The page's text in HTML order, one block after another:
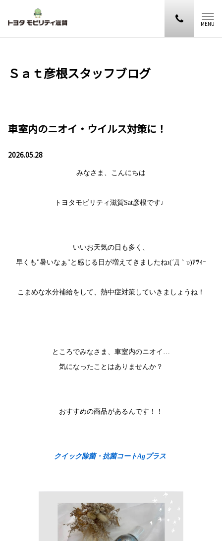
MENU
Ｓａｔ彦根スタッフブログ
車室内のニオイ・ウイルス対策に！
2026.05.28
みなさま、こんにちは
トヨタモビリティ滋賀Sat彦根です♩
いいお天気の日も多く、
早くも"暑いなぁ"と感じる日が増えてきましたねι(´Д｀υ)ｱﾂｨｰ
こまめな水分補給をして、熱中症対策していきましょうね！
ところでみなさま、車室内のニオイ…
気になったことはありませんか？
おすすめの商品があるんです！！
クイック除菌・抗菌コートAgプラス